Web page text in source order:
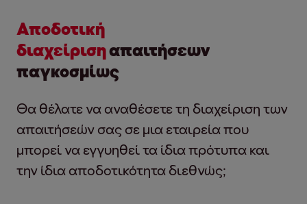
Αποδοτική
διαχείρισηαπαιτήσεων
παγκοσμίως
Θα θέλατε να αναθέσετε τη διαχείριση των
απαιτήσεών σας σε μια εταιρεία που
μπορεί να εγγυηθεί τα ίδια πρότυπα και
την ίδια αποδοτικότητα διεθνώς;